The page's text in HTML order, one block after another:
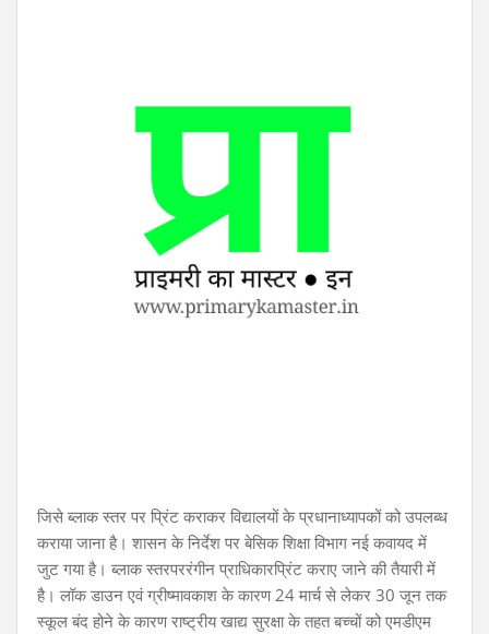
जिसे ब्लाक स्तर पर प्रिंट कराकर विद्यालयों के प्रधानाध्यापकों को उपलब्ध
कराया जाना है। शासन के निर्देश पर बेसिक शिक्षा विभाग नई कवायद में
जुट गया है। ब्लाक स्तरपररंगीन प्राधिकारप्रिंट कराए जाने की तैयारी में
है। लॉक डाउन एवं ग्रीष्मावकाश के कारण 24 मार्च से लेकर 30 जून तक
स्कूल बंद होने के कारण राष्ट्रीय खाद्य सुरक्षा के तहत बच्चों को एमडीएम